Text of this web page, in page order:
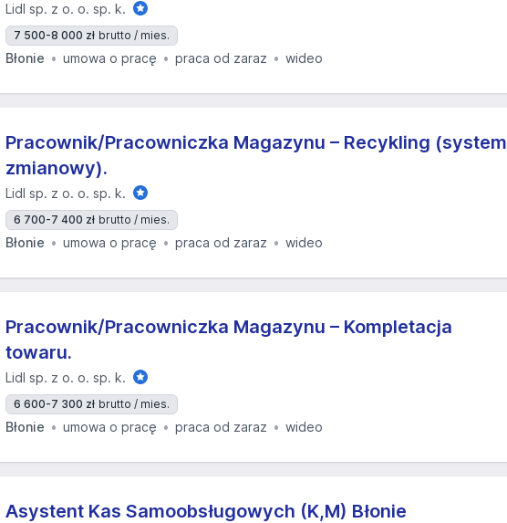
Lidl sp. z o. o. sp. k.
7 500-8 000 zł brutto / mies.
Błonie umowa o pracę praca od zaraz wideo
Pracownik/Pracowniczka Magazynu – Recykling (system
zmianowy).
Lidl sp. z o. o. sp. k.
6 700-7 400 zł brutto / mies.
Błonie umowa o pracę praca od zaraz wideo
Pracownik/Pracowniczka Magazynu – Kompletacja
towaru.
Lidl sp. z o. o. sp. k.
6 600-7 300 zł brutto / mies.
Błonie umowa o pracę praca od zaraz wideo
Asystent Kas Samoobsługowych (K,M) Błonie